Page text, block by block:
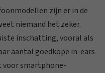
zijn er in de
niemand het zeker.
inschatting, vooral als
aantal goedkope in-ears
voor smartphone-